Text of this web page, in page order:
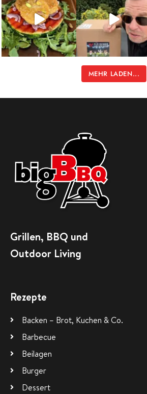
MEHR LADEN...
Grillen, BBQ und
Outdoor Living
Rezepte
Backen – Brot, Kuchen & Co.
Barbecue
Beilagen
Burger
Dessert